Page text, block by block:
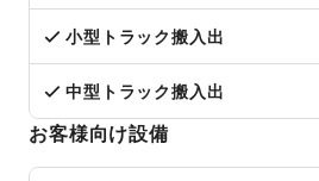
小型トラック搬入出
中型トラック搬入出
お客様向け設備